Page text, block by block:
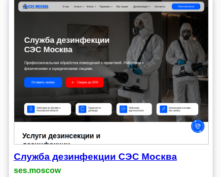
Служба дезинфекции СЭС Москва
ses.moscow